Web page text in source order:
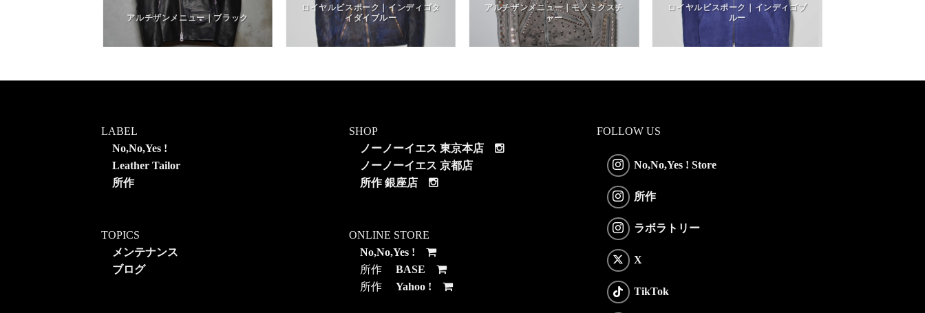
アルチザンメニュー｜ブラック
ロイヤルビスポーク｜インディゴタ
イダイブルー
アルチザンメニュー｜モノミクスチ
ャー
ロイヤルビスポーク｜インディゴブ
ルー
LABEL
No,No,Yes !
Leather Tailor
所作
TOPICS
メンテナンス
ブログ
SHOP
ノーノーイエス 東京本店
ノーノーイエス 京都店
所作 銀座店
ONLINE STORE
No,No,Yes !
所作 BASE
所作 Yahoo !
FOLLOW US
No,No,Yes ! Store
所作
ラボラトリー
X
TikTok